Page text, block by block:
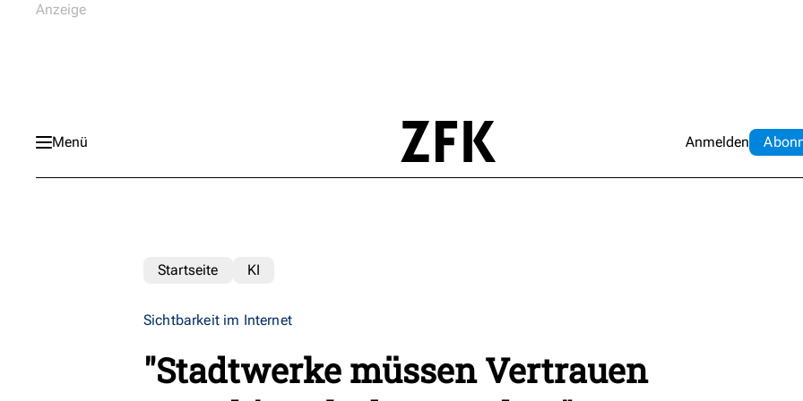
Menü Anmelden Abo
Startseite KI
Sichtbarkeit im Internet
"Stadtwerke müssen Vertrauen